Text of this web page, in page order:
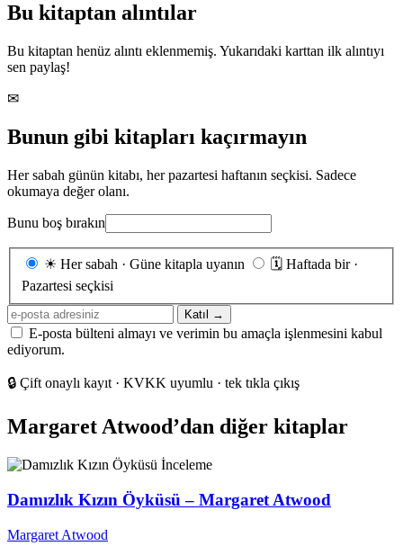
Bu kitaptan alıntılar
Bu kitaptan henüz alıntı eklenmemiş. Yukarıdaki karttan ilk alıntıyı
sen paylaş!
✉
Bunun gibi kitapları kaçırmayın
Her sabah günün kitabı, her pazartesi haftanın seçkisi. Sadece
okumaya değer olanı.
Bunu boş bırakın
Gönderim
sıklığı
☀ Her sabah · Güne kitapla uyanın 🗓 Haftada bir ·
Pazartesi seçkisi
E-
posta
adresiniz
Katıl →
E-posta bülteni almayı ve verimin bu amaçla işlenmesini kabul
ediyorum.
🔒 Çift onaylı kayıt · KVKK uyumlu · tek tıkla çıkış
Margaret Atwood’dan diğer kitaplar
İnceleme
Damızlık Kızın Öyküsü – Margaret Atwood
Margaret Atwood